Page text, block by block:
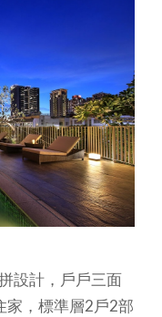
設計，戶戶三面
家，標準層2戶2部